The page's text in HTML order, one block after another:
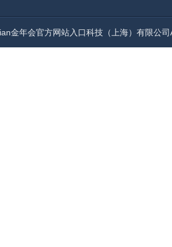
金年会官方网站入口科技（上海）有限